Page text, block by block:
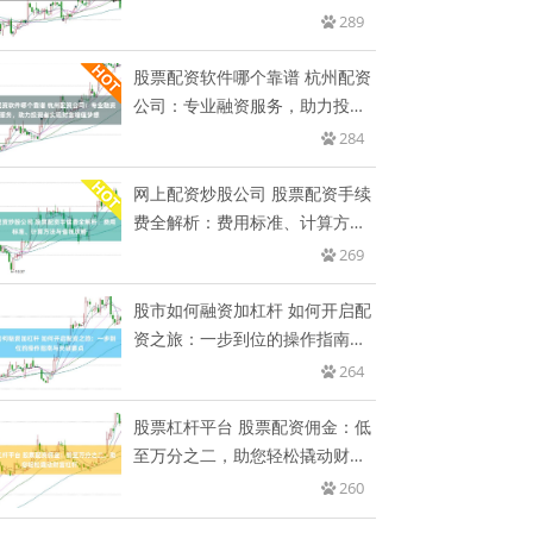
289
股票配资软件哪个靠谱 杭州配资
公司：专业融资服务，助力投资
284
网上配资炒股公司 股票配资手续
费全解析：费用标准、计算方法
269
股市如何融资加杠杆 如何开启配
资之旅：一步到位的操作指南与
264
股票杠杆平台 股票配资佣金：低
至万分之二，助您轻松撬动财富
260